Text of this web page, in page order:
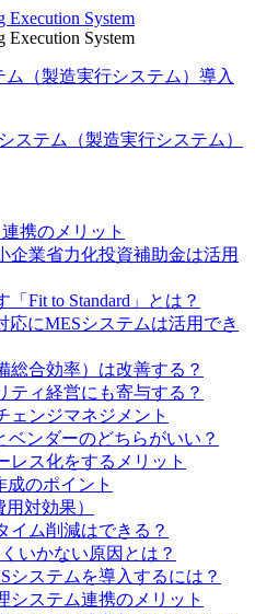
（製造実行システム）導入
ステム（製造実行システム）
携のメリット
企業省力化投資補助金は活用
Fit to Standard」とは？
応にMESシステムは活用でき
総合効率）は改善する？
ティ経営にも寄与する？
ェンジマネジメント
ンダーのどちらがいい？
レス化をするメリット
成のポイント
対効果）
イム削減はできる？
いかない原因とは？
システムを導入するには？
システム連携のメリット